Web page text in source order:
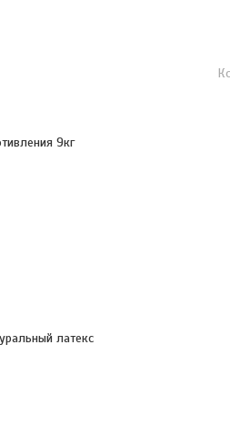
9кг
латекс